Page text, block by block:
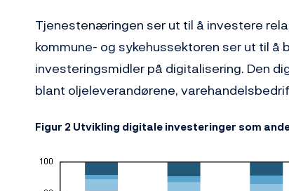
Tjenestenæringen ser ut til å investere
kommune- og sykehussektoren ser ut til å
investeringsmidler på digitalisering. Den
blant oljeleverandørene,
Figur 2 Utvikling digitale investeringer som